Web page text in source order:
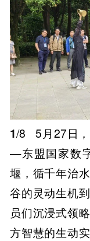
1/8
5月27日
—东盟国家数
堰，循千年治
谷的灵动生机
员们沉浸式领
方智慧的生动